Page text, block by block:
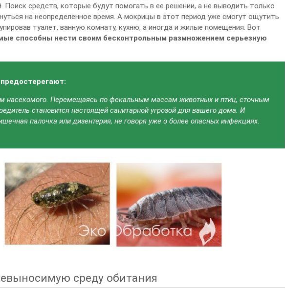
Поиск средств, которые будут помогать в ее решении, а не выводить только
на неопределенное время. А мокрицы в этот период уже смогут ощутить
туалет, ванную комнату, кухню, а иногда и жилые помещения. Вот
способны нести своим бесконтрольным размножением серьезную
насекомого. Перемещаясь по фекальным массам животных и птиц, сточным
становится настоящей санитарной угрозой для вашего дома. И
палочка или дизентерия, не говоря уже о более опасных инфекциях.
среду обитания